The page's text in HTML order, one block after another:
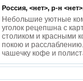
Россия, <нет>, р-н
Небольшие уютные
уголок рецепшна с
столиком и красными
покою и
чашечку кофе и